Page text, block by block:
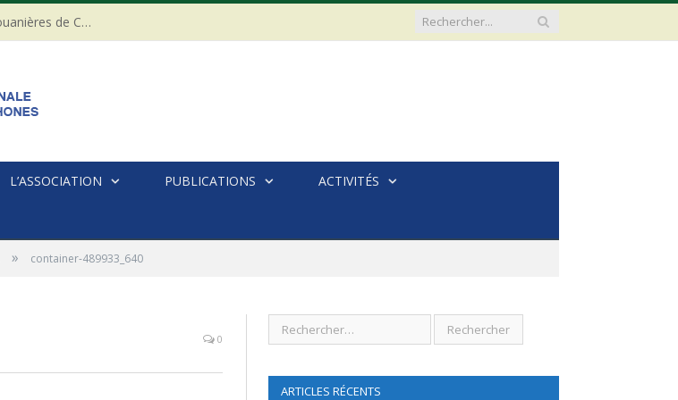
20ème anniversaire de l’Association des Femmes Douanières de Côte d’ivoire
L’ASSOCIATION PUBLICATIONS ACTIVITÉS
» container-489933_640
0
ARTICLES RÉCENTS